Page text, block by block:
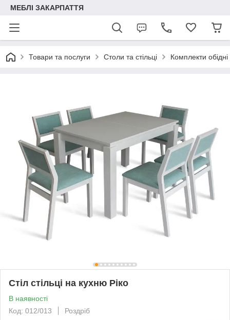
МЕБЛІ ЗАКАРПАТТЯ
Товари та послуги Столи та стільці Комплекти обідні
Стіл стільці на кухню Ріко
В наявності
Код: 012/013
Роздріб